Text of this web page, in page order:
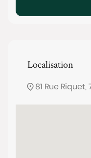
Localisation
81 Rue Riquet,